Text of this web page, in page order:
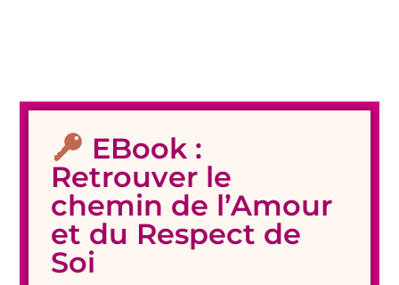
EBook :
Retrouver le
chemin de l’Amour
et du Respect de
Soi